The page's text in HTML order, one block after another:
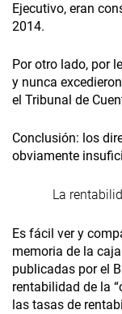
Ejecutivo, eran
2014.
Por otro lado, por
y nunca
el Tribunal de
Conclusión: los
obviamente
La
Es fácil ver y
memoria de la
publicadas por el
rentabilidad de la
las tasas de